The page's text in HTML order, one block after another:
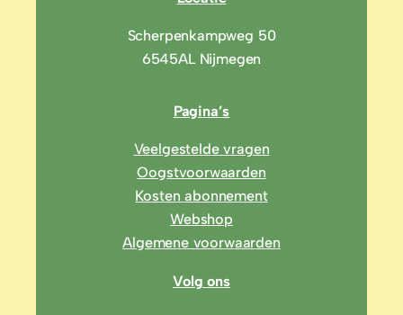
Scherpenkampweg 50
6545AL Nijmegen
Pagina’s
Veelgestelde vragen
Oogstvoorwaarden
Kosten abonnement
Webshop
Algemene voorwaarden
Volg ons